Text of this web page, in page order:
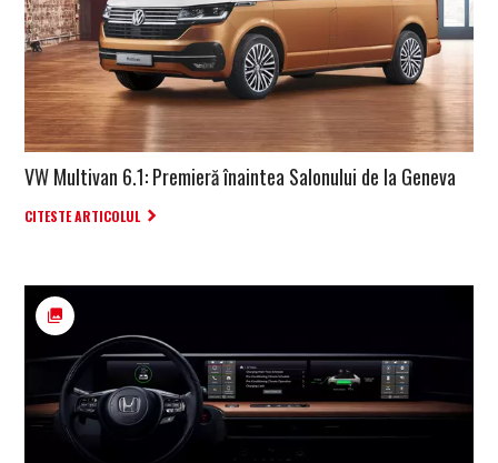
VW Multivan 6.1: Premieră înaintea Salonului de la Geneva
CITESTE ARTICOLUL